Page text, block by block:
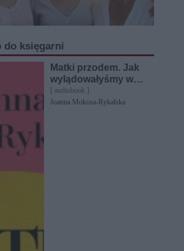
do księgarni
Matki przodem. Jak
wylądowałyśmy w
ciemnej d***e
[ audiobook ]
Joanna Mokosa-Rykalska